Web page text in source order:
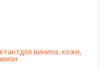
винила, кожи,